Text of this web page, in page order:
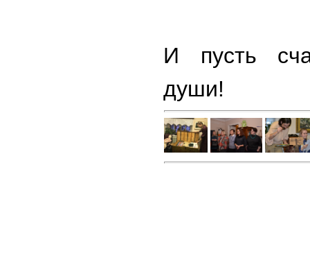
И пусть
души!